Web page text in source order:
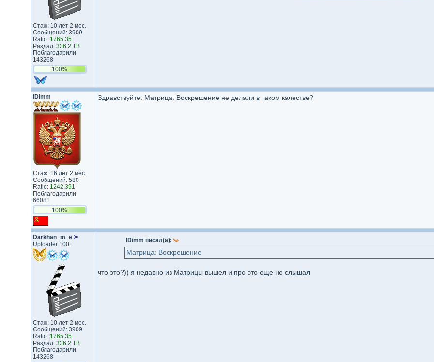
Стаж: 10 лет 2 мес.
Сообщений: 3909
Ratio: 1765.35
Раздал: 336.2 TB
Поблагодарили:
143268
100%
IDimm
Стаж: 16 лет 2 мес.
Сообщений: 580
Ratio: 1242.391
Поблагодарили:
66081
100%
Здравствуйте. Матрица: Воскрешение не делали в таком качестве?
Darkhan_m_e ®
Uploader 100+
Стаж: 10 лет 2 мес.
Сообщений: 3909
Ratio: 1765.35
Раздал: 336.2 TB
Поблагодарили:
143268
IDimm писал(а):
Матрица: Воскрешение
что это?)) я недавно из Матрицы вышел и про это еще не слышал